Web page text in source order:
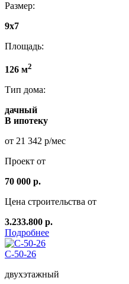
Размер:
9х7
Площадь:
126 м2
Тип дома:
дачный
В ипотеку
от 21 342 р/мес
Проект от
70 000 р.
Цена строительства от
3.233.800 р.
Подробнее
C-50-26
двухэтажный